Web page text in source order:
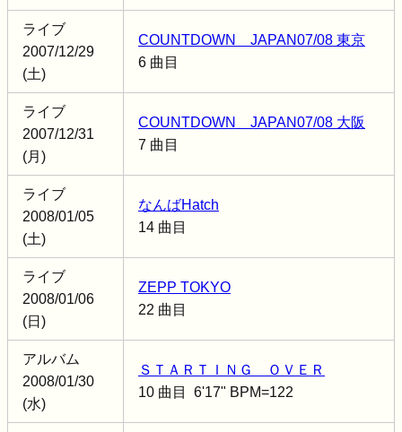
ライブ
2007/12/29
(土)
COUNTDOWN JAPAN07/08 東京
6 曲目
ライブ
2007/12/31
(月)
COUNTDOWN JAPAN07/08 大阪
7 曲目
ライブ
2008/01/05
(土)
なんばHatch
14 曲目
ライブ
2008/01/06
(日)
ZEPP TOKYO
22 曲目
アルバム
2008/01/30
(水)
ＳＴＡＲＴＩＮＧ ＯＶＥＲ
10 曲目 6'17" BPM=122